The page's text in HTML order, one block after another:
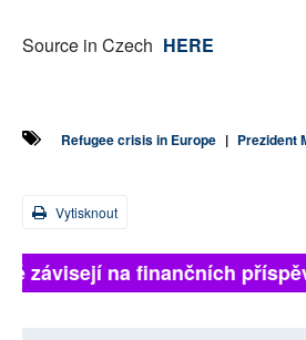
Source in Czech HERE
Refugee crisis in Europe | Prezident
Vytisknout
závisejí na finančních